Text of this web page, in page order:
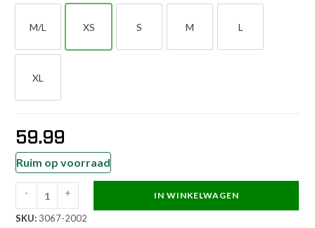
M/L
M-L
XS
XS
S
S
M
M
L
L
XL
XL
59.99
Ruim op voorraad
TEN
- + IN WINKELWAGEN
SKU: 3067-2002